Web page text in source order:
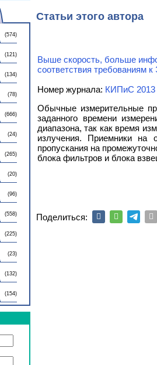
(574)
(121)
(134)
(78)
(666)
(24)
(265)
(20)
(96)
(558)
(225)
(23)
(132)
(154)
Статьи этого автора
Выше скорость, больше
соответствия требованиям
Номер журнала: КИПиС
Обычные измерительные
заданного времени
диапазона, так как время
излучения. Приемники на
пропускания на
блока фильтров и блока
Поделиться: